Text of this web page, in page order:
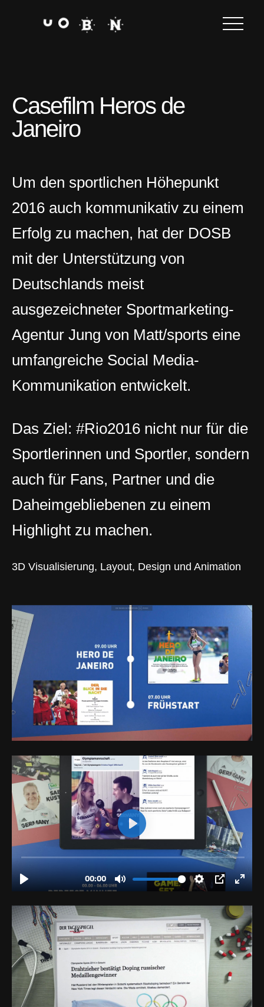
Casefilm Heros de
Janeiro
Um den sportlichen Höhepunkt
2016 auch kommunikativ zu einem
Erfolg zu machen, hat der DOSB
mit der Unterstützung von
Deutschlands meist
ausgezeichneter Sportmarketing-
Agentur Jung von Matt/sports eine
umfangreiche Social Media-
Kommunikation entwickelt.
Das Ziel: ‪#‎Rio2016‬ nicht nur für die
Sportlerinnen und Sportler, sondern
auch für Fans, Partner und die
Daheimgebliebenen zu einem
Highlight zu machen.
3D Visualisierung, Layout, Design und Animation